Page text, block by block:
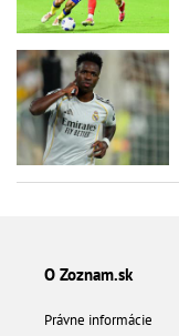
O Zoznam.sk
Právne informácie